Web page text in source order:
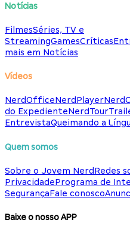
Notícias
FilmesSéries, TV e
StreamingGamesCríticas
mais em Notícias
Vídeos
NerdOfficeNerdPlayer
do ExpedienteNerdTour
EntrevistaQueimando a
Quem somos
Sobre o Jovem NerdRedes
PrivacidadePrograma de
SegurançaFale conosco
Baixe o nosso APP